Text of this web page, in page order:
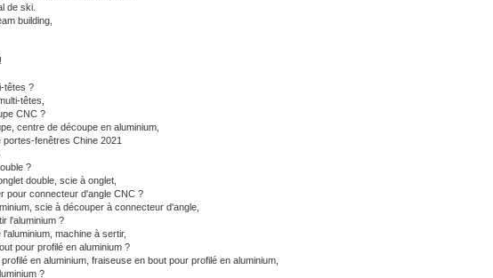
de ski.
building,
têtes ?
têtes,
CNC ?
centre de découpe en aluminium,
fenêtres Chine 2021
?
double, scie à onglet,
pour connecteur d'angle CNC ?
scie à découper à connecteur d'angle,
l'aluminium ?
machine à sertir,
pour profilé en aluminium ?
en aluminium, fraiseuse en bout pour profilé en aluminium,
?